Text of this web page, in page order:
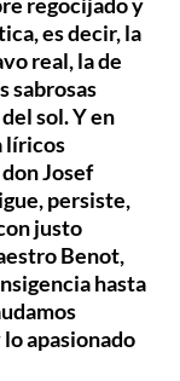
es decir, la
real, la de
sabrosas
sol. Y en
líricos
Josef
persiste,
justo
Benot,
hasta
apasionado